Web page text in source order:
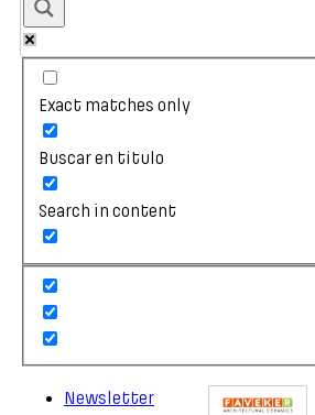
Exact matches only
Buscar en título
Search in content
Newsletter